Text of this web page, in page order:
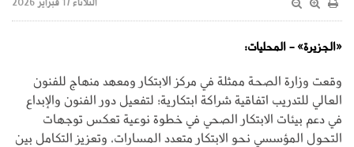
الثلاثاء 17 فبراير 2026
«الجزيرة» - المحليات:
وقعت وزارة الصحة ممثلة في مركز الابتكار ومعهد منهاج للفنون
العالي للتدريب اتفاقية شراكة ابتكارية؛ لتفعيل دور الفنون والإبداع
في دعم بيئات الابتكار الصحي في خطوة نوعية تعكس توجهات
التحول المؤسسي نحو الابتكار متعدد المسارات، وتعزيز التكامل بين